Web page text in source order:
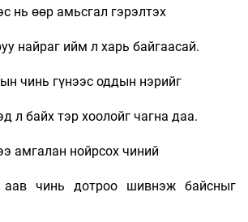
нь өөр амьсгал гэрэлтэх
найраг ийм л харь байгаасай.
чинь гүнээс оддын нэрийг
л байх тэр хоолойг чагна даа.
амгалан нойрсох чиний
чинь дотроо шивнэж байсныг